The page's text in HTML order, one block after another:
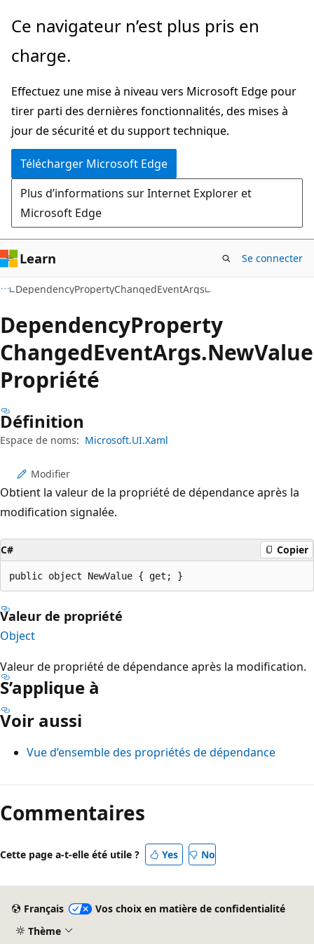
Passer
directement
au
principal
Passer
la
dans
la
page
Ce navigateur n’est plus pris en
charge.
Effectuez une mise à niveau vers Microsoft Edge pour
tirer parti des dernières fonctionnalités, des mises à
jour de sécurité et du support technique.
Télécharger Microsoft Edge
Plus d’informations sur Internet Explorer et
Microsoft Edge
Learn Se connecter
DependencyPropertyChangedEventArgs
DependencyProperty
ChangedEventArgs.NewValue
Propriété
Définition
Espace de noms: Microsoft.UI.Xaml
Modifier
Obtient la valeur de la propriété de dépendance après la
modification signalée.
C# Copier
public object NewValue { get; }
Valeur de propriété
Object
Valeur de propriété de dépendance après la modification.
S’applique à
Voir aussi
Vue d’ensemble des propriétés de dépendance
Mode
lecture
désactivé
Commentaires
Cette page a-t-elle été utile ? Yes No
Français
Vos choix en matière de confidentialité
Thème